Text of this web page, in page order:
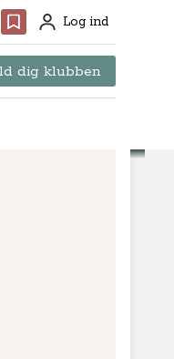
Favoritter
ProfilLog ind
dig klubben